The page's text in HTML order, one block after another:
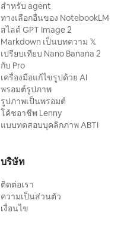
สำหรับ agent
ทางเลือกอื่นของ NotebookLM
สไลด์ GPT Image 2
Markdown เป็นบทความ 𝕏
เปรียบเทียบ Nano Banana 2
กับ Pro
เครื่องมือแก้ไขรูปด้วย AI
พรอมต์รูปภาพ
รูปภาพเป็นพรอมต์
โค้ชอาชีพ Lenny
แบบทดสอบบุคลิกภาพ ABTI
บริษัท
ติดต่อเรา
ความเป็นส่วนตัว
เงื่อนไข